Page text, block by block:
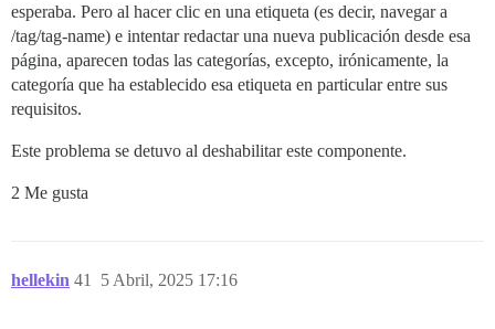
esperaba. Pero al hacer clic en una etiqueta (es decir, navegar a
/tag/tag-name) e intentar redactar una nueva publicación desde esa
página, aparecen todas las categorías, excepto, irónicamente, la
categoría que ha establecido esa etiqueta en particular entre sus
requisitos.
Este problema se detuvo al deshabilitar este componente.
2 Me gusta
hellekin 5 Abril, 2025 17:16
41